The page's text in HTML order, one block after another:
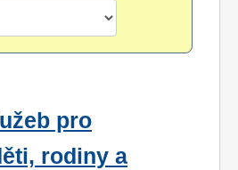
pro
rodiny a